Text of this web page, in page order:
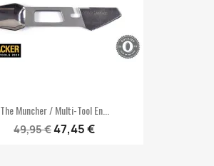
The Muncher / Multi-Tool En...
49,95 €47,45 €